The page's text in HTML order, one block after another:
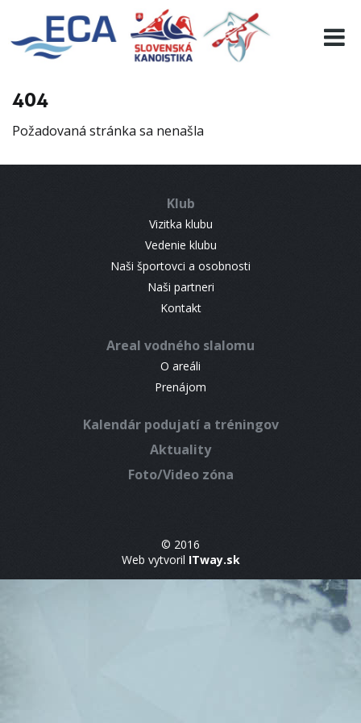
404
Požadovaná stránka sa nenašla
Klub
Vizitka klubu
Vedenie klubu
Naši športovci a osobnosti
Naši partneri
Kontakt
Areal vodného slalomu
O areáli
Prenájom
Kalendár podujatí a tréningov
Aktuality
Foto/Video zóna
© 2016
Web vytvoril ITway.sk
EURO 19
INFO
RESULTS
CONTACT